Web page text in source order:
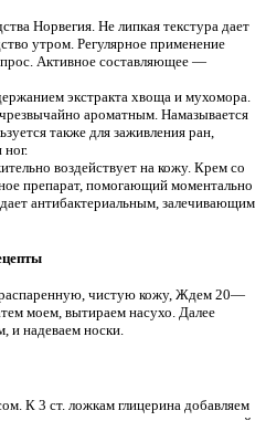
Норвегия. Не липкая текстура дает
утром. Регулярное применение
Активное составляющее —
экстракта хвоща и мухомора.
ароматным. Намазывается
также для заживления ран,
воздействует на кожу. Крем со
препарат, помогающий моментально
антибактериальным, залечивающим
чистую кожу, Ждем 20—
моем, вытираем насухо. Далее
надеваем носки.
К 3 ст. ложкам глицерина добавляем